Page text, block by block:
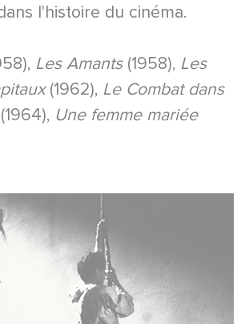
l'histoire du cinéma.
Les Amants(1958), Les
(1962), Le Combat dans
Une femme mariée